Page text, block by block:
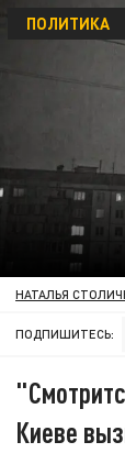
ПОЛИТИКА
НАТАЛЬЯ
ПОДПИШИТЕСЬ:
Киеве